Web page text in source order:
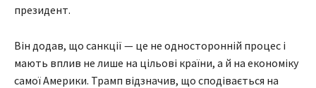
президент.
Він додав, що санкції — це не односторонній процес і
мають вплив не лише на цільові країни, а й на економіку
самої Америки. Трамп відзначив, що сподівається на